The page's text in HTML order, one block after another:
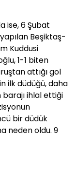
ise, 6 Şubat
Beşiktaş-
Kuddusi
1-1 biten
attığı gol
ilk düdüğü, daha
barajı ihlal ettiği
bir düdük
neden oldu. 9